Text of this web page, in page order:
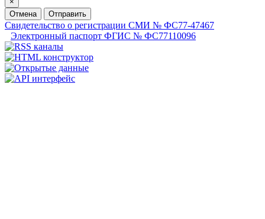
Отмена
Отправить
Свидетельство о регистрации СМИ № ФС77-47467
Электронный паспорт ФГИС № ФС77110096